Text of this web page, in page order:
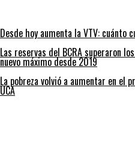
Desde hoy aumenta la VTV: cuánto
Las reservas del BCRA superaron
nuevo máximo desde 2019
La pobreza volvió a aumentar en
UCA